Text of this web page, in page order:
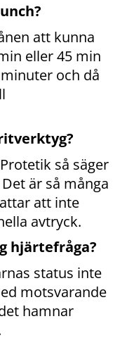
att kunna
eller 45 min
och då
så säger
är så många
att inte
avtryck.
hjärtefråga?
status inte
motsvarande
hamnar